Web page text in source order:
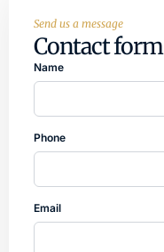
Send us a message
Contact form
Name
Phone
Email